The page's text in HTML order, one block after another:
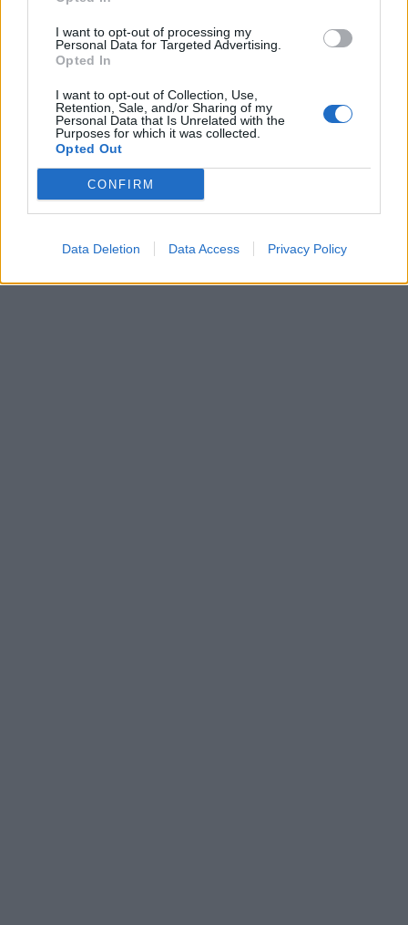
I want to opt-out of processing my
Personal Data for Targeted Advertising.
Opted In
I want to opt-out of Collection, Use,
Retention, Sale, and/or Sharing of my
Personal Data that Is Unrelated with the
Purposes for which it was collected.
Opted Out
CONFIRM
Data Deletion Data Access Privacy Policy